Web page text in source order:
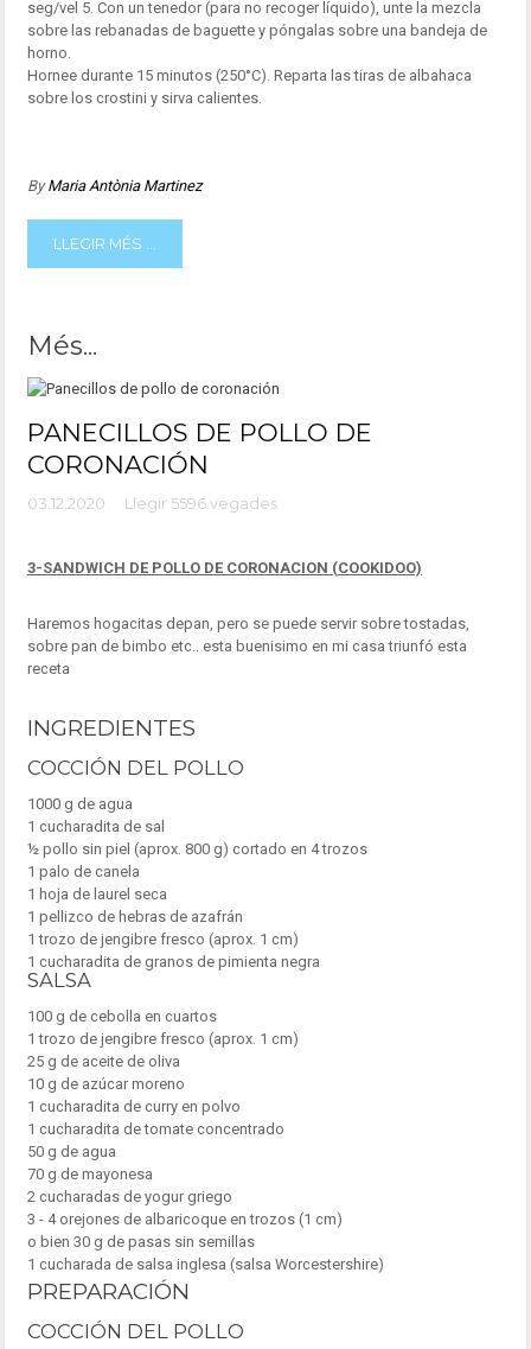
seg/vel 5. Con un tenedor (para no recoger líquido), unte la mezcla
sobre las rebanadas de baguette y póngalas sobre una bandeja de
horno.
Hornee durante 15 minutos (250°C). Reparta las tiras de albahaca
sobre los crostini y sirva calientes.
ByMaria Antònia Martinez
LLEGIR MÉS ...
Més...
PANECILLOS DE POLLO DE
CORONACIÓN
03.12.2020 Llegir 5596 vegades
3-SANDWICH DE POLLO DE CORONACION (COOKIDOO)
Haremos hogacitas depan, pero se puede servir sobre tostadas,
sobre pan de bimbo etc.. esta buenisimo en mi casa triunfó esta
receta
INGREDIENTES
COCCIÓN DEL POLLO
1000 g de agua
1 cucharadita de sal
½ pollo sin piel (aprox. 800 g) cortado en 4 trozos
1 palo de canela
1 hoja de laurel seca
1 pellizco de hebras de azafrán
1 trozo de jengibre fresco (aprox. 1 cm)
1 cucharadita de granos de pimienta negra
SALSA
100 g de cebolla en cuartos
1 trozo de jengibre fresco (aprox. 1 cm)
25 g de aceite de oliva
10 g de azúcar moreno
1 cucharadita de curry en polvo
1 cucharadita de tomate concentrado
50 g de agua
70 g de mayonesa
2 cucharadas de yogur griego
3 - 4 orejones de albaricoque en trozos (1 cm)
o bien 30 g de pasas sin semillas
1 cucharada de salsa inglesa (salsa Worcestershire)
PREPARACIÓN
COCCIÓN DEL POLLO